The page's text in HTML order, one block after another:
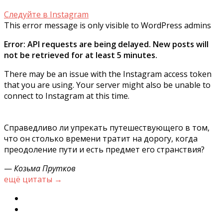
Следуйте в Instagram
This error message is only visible to WordPress admins
Error: API requests are being delayed. New posts will
not be retrieved for at least 5 minutes.
There may be an issue with the Instagram access token
that you are using. Your server might also be unable to
connect to Instagram at this time.
Справедливо ли упрекать путешествующего в том,
что он столько времени тратит на дорогу, когда
преодоление пути и есть предмет его странствия?
—Козьма Прутков
ещё цитаты →